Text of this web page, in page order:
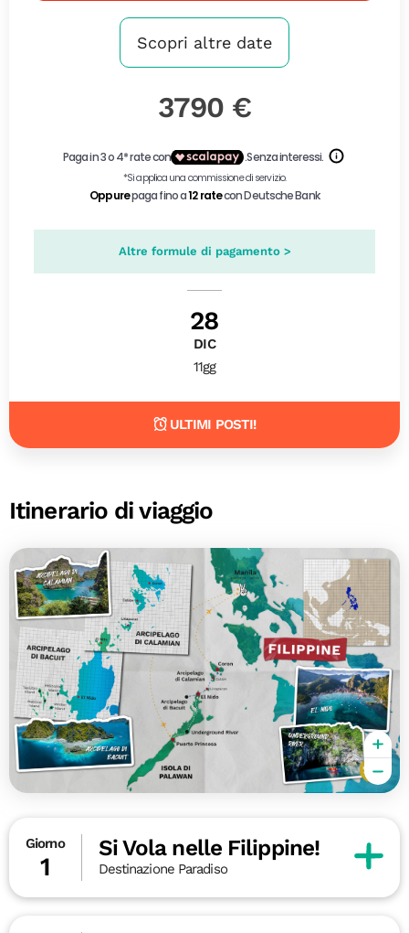
Scopri altre date
3790 €
Altre formule di pagamento >
28
DIC
11gg
ULTIMI POSTI!
Itinerario di viaggio
Giorno
1
Si Vola nelle Filippine!
Destinazione Paradiso